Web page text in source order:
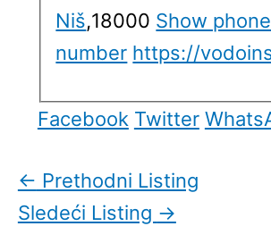
Niš,18000 Show phone
number https://
Facebook Twitter
← Prethodni Listing
Sledeći Listing →